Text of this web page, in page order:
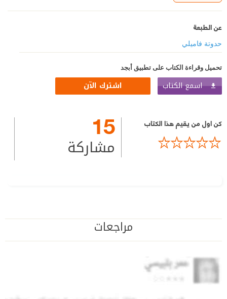
عن الطبعة
حدوتة فاميلي
تحميل وقراءة الكتاب على تطبيق أبجد
اسمع الكتاب اشترك الآن
كن اول من يقيم هذا الكتاب 15
مشاركة
مراجعات